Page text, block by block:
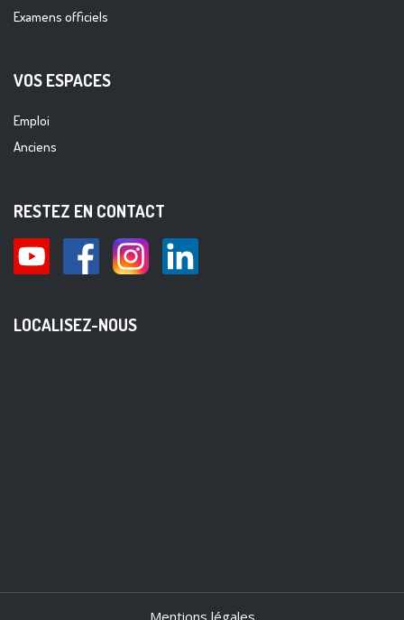
Examens officiels
VOS ESPACES
Emploi
Anciens
RESTEZ EN CONTACT
LOCALISEZ-NOUS
Mentions légales